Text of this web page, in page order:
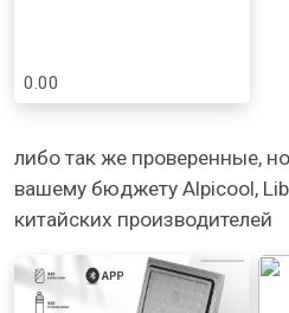
0.00
либо так же проверенные,
вашему бюджету Alpicool,
китайских производителей